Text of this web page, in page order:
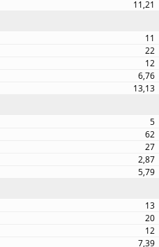
11,21
11
22
12
6,76
13,13
5
62
27
2,87
5,79
13
20
12
7,39